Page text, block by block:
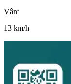
Vânt
13 km/h